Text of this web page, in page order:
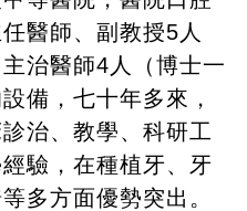
醫師、副教授5人
治醫師4人（博士一
備，七十年多來，
治、教學、科研工
驗，在種植牙、牙
多方面優勢突出。